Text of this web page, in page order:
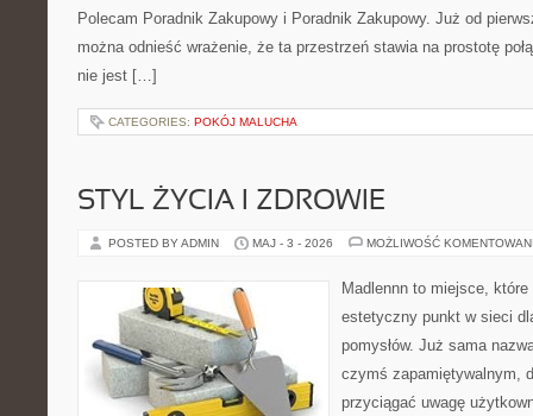
Polecam Poradnik Zakupowy i Poradnik Zakupowy. Już od
można odnieść wrażenie, że ta przestrzeń stawia na prostotę
nie jest […]
CATEGORIES: POKÓJ MALUCHA
STYL ŻYCIA I ZDROWIE
POSTED BY ADMIN MAJ - 3 - 2026 MOŻLIWOŚĆ
Madlennn to miejsce,
estetyczny punkt w sieci
pomysłów. Już sama
czymś zapamiętywalnym,
przyciągać uwagę